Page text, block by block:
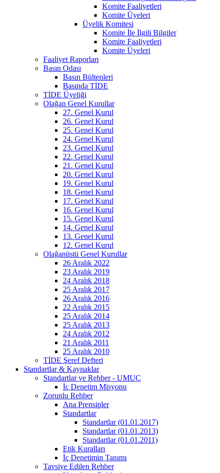
Komite Faaliyetleri
Komite Üyeleri
Üyelik Komitesi
Komite İle İlgili Bilgiler
Komite Faaliyetleri
Komite Üyeleri
Faaliyet Raporları
Basın Odası
Basın Bültenleri
Basında TİDE
TİDE Üyeliği
Olağan Genel Kurullar
27. Genel Kurul
26. Genel Kurul
25. Genel Kurul
24. Genel Kurul
23. Genel Kurul
22. Genel Kurul
21. Genel Kurul
20. Genel Kurul
19. Genel Kurul
18. Genel Kurul
17. Genel Kurul
16. Genel Kurul
15. Genel Kurul
14. Genel Kurul
13. Genel Kurul
12. Genel Kurul
Olağanüstü Genel Kurullar
26 Aralık 2022
23 Aralık 2019
24 Aralık 2018
25 Aralık 2017
26 Aralık 2016
22 Aralık 2015
25 Aralık 2014
25 Aralık 2013
24 Aralık 2012
21 Aralık 2011
25 Aralık 2010
TİDE Şeref Defteri
Standartlar & Kaynaklar
Standartlar ve Rehber - UMUÇ
İç Denetim Misyonu
Zorunlu Rehber
Ana Prensipler
Standartlar
Standartlar (01.01.2017)
Standartlar (01.01.2013)
Standartlar (01.01.2011)
Etik Kuralları
İç Denetimin Tanımı
Tavsiye Edilen Rehber